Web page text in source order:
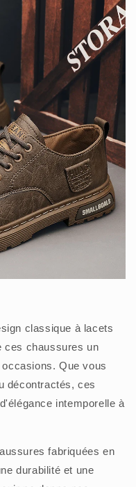
classique à lacets
ces chaussures un
Que vous
décontractés, ces
intemporelle à
fabriquées en
durabilité et une